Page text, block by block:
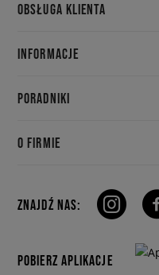
OBSŁUGA KLIENTA
INFORMACJE
PORADNIKI
O FIRMIE
ZNAJDŹ NAS:
POBIERZ APLIKACJE